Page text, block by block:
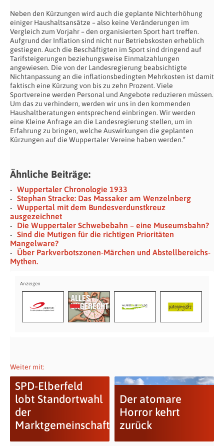
Neben den Kürzungen wird auch die geplante Nichterhöhung
einiger Haushaltsansätze – also keine Veränderungen im
Vergleich zum Vorjahr – den organisierten Sport hart treffen.
Aufgrund der Inflation sind nicht nur Betriebskosten erheblich
gestiegen. Auch die Beschäftigten im Sport sind dringend auf
Tarifsteigerungen beziehungsweise Einmalzahlungen
angewiesen. Die von der Landesregierung beabsichtigte
Nichtanpassung an die inflationsbedingten Mehrkosten ist damit
faktisch eine Kürzung von bis zu zehn Prozent. Viele
Sportvereine werden Personal und Angebote reduzieren müssen.
Um das zu verhindern, werden wir uns in den kommenden
Haushaltberatungen entsprechend einbringen. Wir werden
eine Kleine Anfrage an die Landesregierung stellen, um in
Erfahrung zu bringen, welche Auswirkungen die geplanten
Kürzungen auf die Wuppertaler Vereine haben werden.“
Ähnliche Beiträge:
Wuppertaler Chronologie 1933
Stephan Stracke: Das Massaker am Wenzelnberg
Wuppertal mit dem Bundesverdunstkreuz
ausgezeichnet
Die Wuppertaler Schwebebahn – eine Museumsbahn?
Sind die Mutigen für die richtigen Prioritäten
Mangelware?
Über Parkverbotszonen-Märchen und Abstellbereichs-
Mythen.
Weiter mit:
SPD-Elberfeld
lobt Standortwahl
der
Marktgemeinschaft
Der atomare
Horror kehrt
zurück